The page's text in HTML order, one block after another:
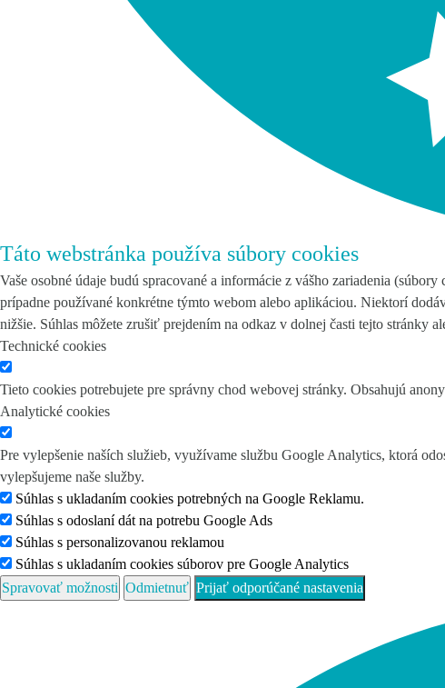
Táto webstránka používa súbory cookies
Vaše osobné údaje budú spracované a informácie z vášho zariadenia
prípadne používané konkrétne týmto webom alebo aplikáciou. Niektorí
nižšie. Súhlas môžete zrušiť prejdením na odkaz v dolnej časti tejto stránky
Technické cookies
Tieto cookies potrebujete pre správny chod webovej stránky. Obsahujú
Analytické cookies
Pre vylepšenie naších služieb, využívame službu Google Analytics, ktorá
vylepšujeme naše služby.
Súhlas s ukladaním cookies potrebných na Google Reklamu.
Súhlas s odoslaní dát na potrebu Google Ads
Súhlas s personalizovanou reklamou
Súhlas s ukladaním cookies súborov pre Google Analytics
Spravovať možnosti Odmietnuť Prijať odporúčané nastavenia